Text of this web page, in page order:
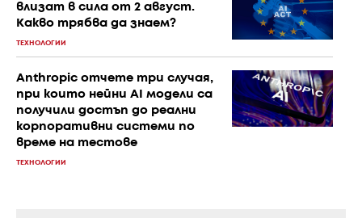
влизат в сила от 2 август.
Какво трябва да знаем?
ТЕХНОЛОГИИ
Anthropic отчете три случая,
при които нейни AI модели са
получили достъп до реални
корпоративни системи по
време на тестове
ТЕХНОЛОГИИ